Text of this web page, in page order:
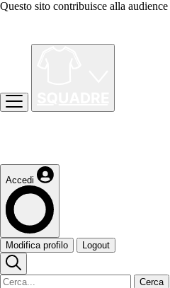
Questo sito contribuisce alla audience
Accedi
Modifica profilo Logout
Cerca